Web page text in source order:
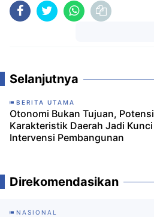
Selanjutnya
BERITA UTAMA
Otonomi Bukan Tujuan, Potensi
Karakteristik Daerah Jadi Kunci
Intervensi Pembangunan
Direkomendasikan
NASIONAL